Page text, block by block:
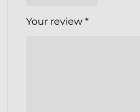
Your review *